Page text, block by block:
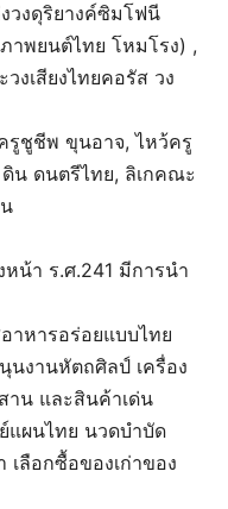
วงดุริยางค์ซิมโฟนี
าพยนต์ไทย โหมโรง) ,
งเสียงไทยคอรัส วง
รูชูชีพ ขุนอาจ, ไหว้ครู
น ดนตรีไทย, ลิเกคณะ
น้า ร.ศ.241 มีการนำ
าหารอร่อยแบบไทย
งานหัตถศิลป์ เครื่อง
าน และสินค้าเด่น
แผนไทย นวดบำบัด
ลือกซื้อของเก่าของ